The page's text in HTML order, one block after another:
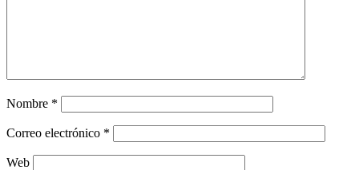
Nombre *
Correo electrónico *
Web